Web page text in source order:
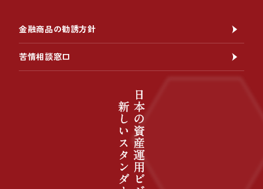
金融商品の勧誘方針
苦情相談窓口